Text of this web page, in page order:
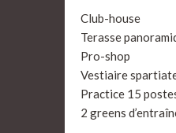
Club-house
Terasse
Pro-shop
Vestiaire
Practice 15
2 greens